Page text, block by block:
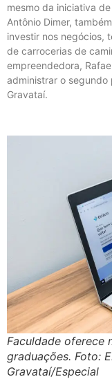
mesmo da iniciativa
Antônio Dimer,
investir nos negócios,
de carrocerias de
empreendedora,
administrar o segundo
Gravataí.
Faculdade oferece
graduações. Foto:
Gravataí/Especial